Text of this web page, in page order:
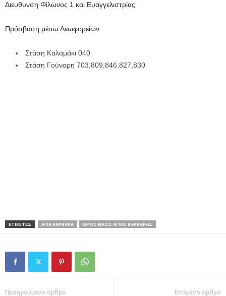
Διευθυνση Φίλωνος 1 και Ευαγγελιστρίας
Πρόσβαση μέσω Λεωφορείων
Στάση Καλαμάκι 040
Στάση Γούναρη 703,809,846,827,830
ΕΤΙΚΕΤΕΣ ΑΓΙΑ ΒΑΡΒΑΡΑ ΙΕΡΟΣ ΝΑΟΣ ΑΓΙΑΣ ΒΑΡΒΑΡΑΣ
Προηγούμενο άρθρο Επόμενο άρθρο